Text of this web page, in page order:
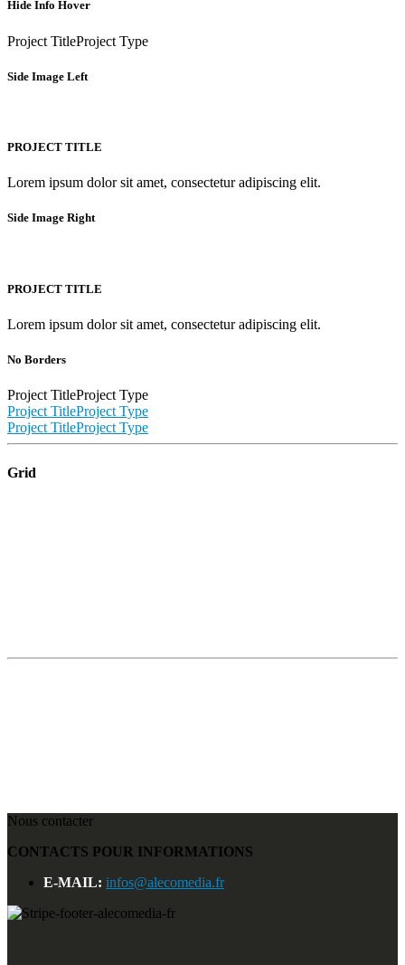
Hide Info Hover
Project TitleProject Type
Side Image Left
PROJECT TITLE
Lorem ipsum dolor sit amet, consectetur adipiscing elit.
Side Image Right
PROJECT TITLE
Lorem ipsum dolor sit amet, consectetur adipiscing elit.
No Borders
Project TitleProject Type
Project TitleProject Type
Project TitleProject Type
Grid
Nous contacter
CONTACTS POUR INFORMATIONS
E-MAIL: infos@alecomedia.fr